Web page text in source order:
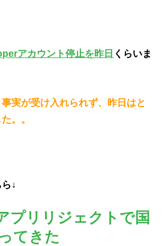
アカウント停止を昨日 くらいま
実が受け入れられず、昨日はと
。。
↓
プリリジェクトで国
てきた